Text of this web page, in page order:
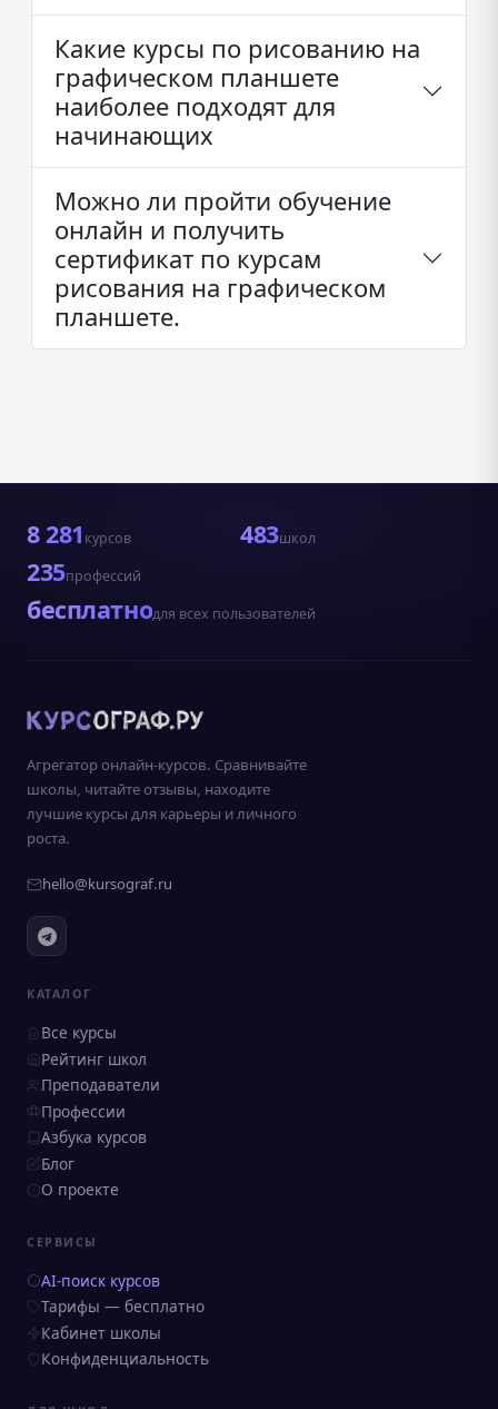
Какие курсы по рисованию на
графическом планшете
наиболее подходят для
начинающих
Можно ли пройти обучение
онлайн и получить
сертификат по курсам
рисования на графическом
планшете.
8 281 курсов 483школ
235профессий
бесплатнодля всех пользователей
Агрегатор онлайн-курсов. Сравнивайте
школы, читайте отзывы, находите
лучшие курсы для карьеры и личного
роста.
hello@kursograf.ru
КАТАЛОГ
Все курсы
Рейтинг школ
Преподаватели
Профессии
Азбука курсов
Блог
О проекте
СЕРВИСЫ
AI-поиск курсов
Тарифы — бесплатно
Кабинет школы
Конфиденциальность